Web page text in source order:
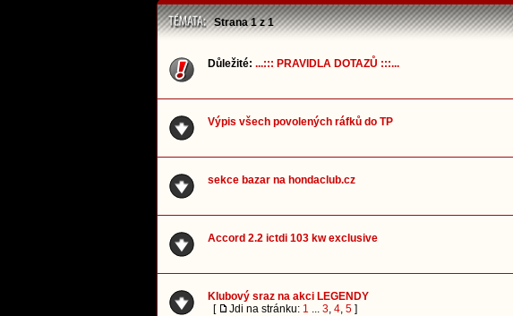
Strana1z1
Důležité: ...::: PRAVIDLA DOTAZŮ :::...
Výpis všech povolených ráfků do TP
sekce bazar na hondaclub.cz
Accord 2.2 ictdi 103 kw exclusive
Klubový sraz na akci LEGENDY
[
Jdi na stránku: 1 ... 3, 4, 5 ]